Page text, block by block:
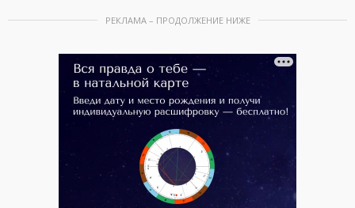
РЕКЛАМА – ПРОДОЛЖЕНИЕ НИЖЕ